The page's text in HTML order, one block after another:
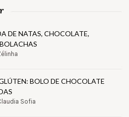
DE NATAS, CHOCOLATE,
BOLO DE CHOCOLATE
Sofia